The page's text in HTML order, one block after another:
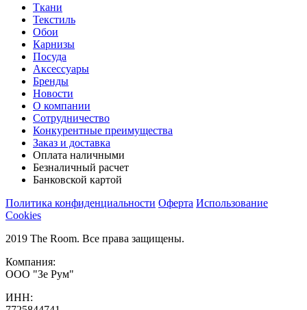
Ткани
Текстиль
Обои
Карнизы
Посуда
Аксессуары
Бренды
Новости
О компании
Сотрудничество
Конкурентные преимущества
Заказ и доставка
Оплата наличными
Безналичный расчет
Банковской картой
Политика конфиденциальности Оферта Использование
Cookies
2019 The Room. Все права защищены.
Компания:
ООО "Зе Рум"
ИНН: